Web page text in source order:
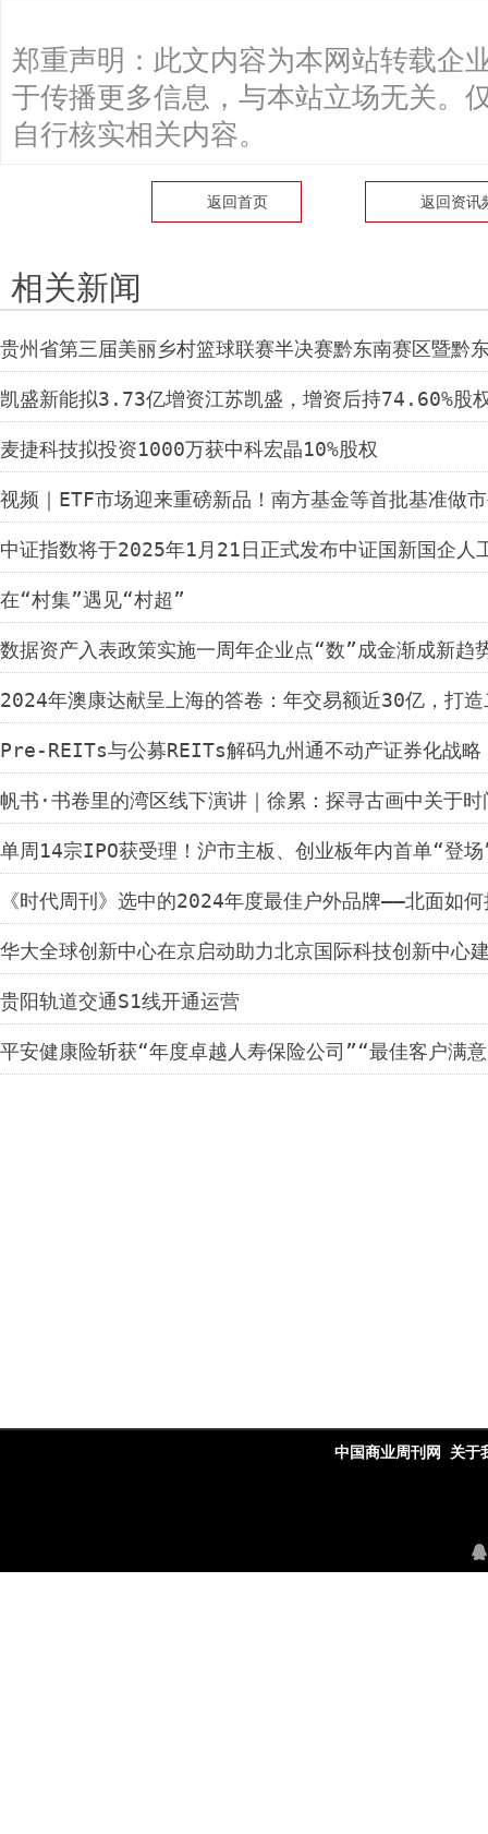
郑重声明：此文内容为本网站转载企
于传播更多信息，与本站立场无关。
自行核实相关内容。
返回首页 返回资讯
相关新闻
贵州省第三届美丽乡村篮球联赛半决赛黔东南赛区暨黔
凯盛新能拟3.73亿增资江苏凯盛，增资后持74.60%股
麦捷科技拟投资1000万获中科宏晶10%股权
视频｜ETF市场迎来重磅新品！南方基金等首批基准做
中证指数将于2025年1月21日正式发布中证国新国企人
在“村集”遇见“村超”
数据资产入表政策实施一周年企业点“数”成金渐成新趋
2024年澳康达献呈上海的答卷：年交易额近30亿，打
Pre-REITs与公募REITs解码九州通不动产证券化战略
帆书·书卷里的湾区线下演讲｜徐累：探寻古画中关于时
单周14宗IPO获受理！沪市主板、创业板年内首单“登
《时代周刊》选中的2024年度最佳户外品牌——北面如
华大全球创新中心在京启动助力北京国际科技创新中心
贵阳轨道交通S1线开通运营
平安健康险斩获“年度卓越人寿保险公司”“最佳客户满
中国商业周刊网 关于